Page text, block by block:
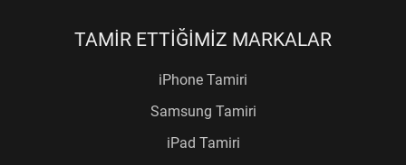
TAMİR ETTİĞİMİZ MARKALAR
iPhone Tamiri
Samsung Tamiri
iPad Tamiri